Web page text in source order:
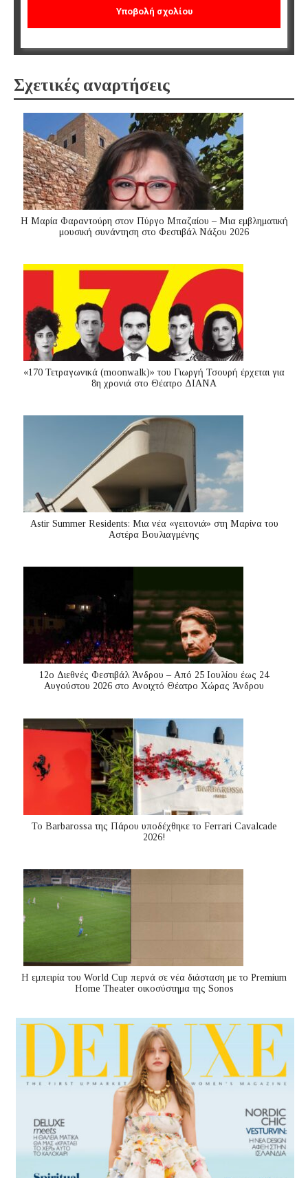
Σχετικές αναρτήσεις
Η Μαρία Φαραντούρη στον Πύργο Μπαζαίου – Μια εμβληματική
μουσική συνάντηση στο Φεστιβάλ Νάξου 2026
«170 Τετραγωνικά (moonwalk)» του Γιωργή Τσουρή έρχεται για
8η χρονιά στο Θέατρο ΔΙΑΝΑ
Astir Summer Residents: Μια νέα «γειτονιά» στη Μαρίνα του
Αστέρα Βουλιαγμένης
12ο Διεθνές Φεστιβάλ Άνδρου – Από 25 Ιουλίου έως 24
Αυγούστου 2026 στο Ανοιχτό Θέατρο Χώρας Άνδρου
Το Barbarossa της Πάρου υποδέχθηκε το Ferrari Cavalcade
2026!
Η εμπειρία του World Cup περνά σε νέα διάσταση με το Premium
Home Theater οικοσύστημα της Sonos